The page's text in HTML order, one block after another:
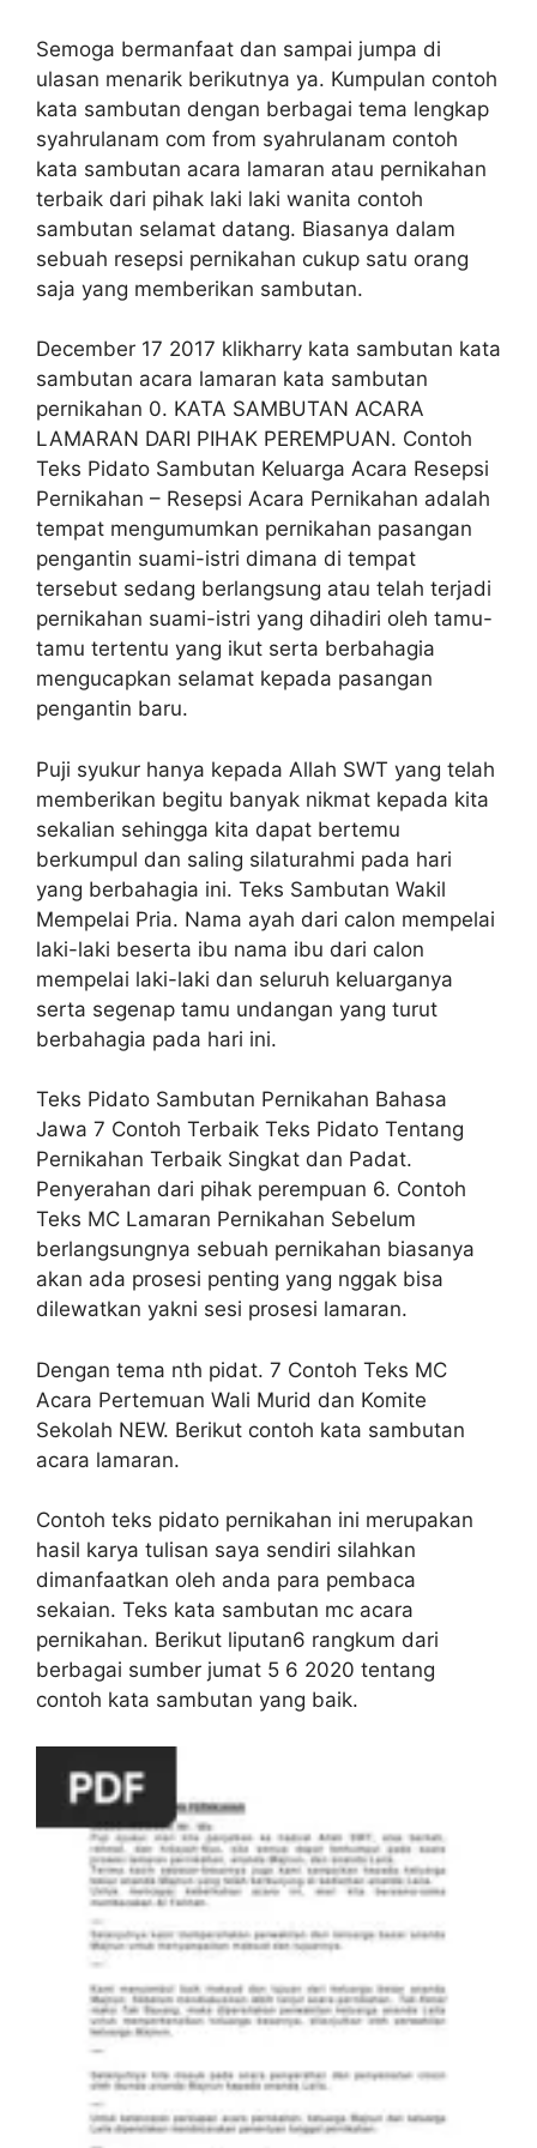
Semoga bermanfaat dan sampai jumpa di
ulasan menarik berikutnya ya. Kumpulan contoh
kata sambutan dengan berbagai tema lengkap
syahrulanam com from syahrulanam contoh
kata sambutan acara lamaran atau pernikahan
terbaik dari pihak laki laki wanita contoh
sambutan selamat datang. Biasanya dalam
sebuah resepsi pernikahan cukup satu orang
saja yang memberikan sambutan.
December 17 2017 klikharry kata sambutan kata
sambutan acara lamaran kata sambutan
pernikahan 0. KATA SAMBUTAN ACARA
LAMARAN DARI PIHAK PEREMPUAN. Contoh
Teks Pidato Sambutan Keluarga Acara Resepsi
Pernikahan – Resepsi Acara Pernikahan adalah
tempat mengumumkan pernikahan pasangan
pengantin suami-istri dimana di tempat
tersebut sedang berlangsung atau telah terjadi
pernikahan suami-istri yang dihadiri oleh tamu-
tamu tertentu yang ikut serta berbahagia
mengucapkan selamat kepada pasangan
pengantin baru.
Puji syukur hanya kepada Allah SWT yang telah
memberikan begitu banyak nikmat kepada kita
sekalian sehingga kita dapat bertemu
berkumpul dan saling silaturahmi pada hari
yang berbahagia ini. Teks Sambutan Wakil
Mempelai Pria. Nama ayah dari calon mempelai
laki-laki beserta ibu nama ibu dari calon
mempelai laki-laki dan seluruh keluarganya
serta segenap tamu undangan yang turut
berbahagia pada hari ini.
Teks Pidato Sambutan Pernikahan Bahasa
Jawa 7 Contoh Terbaik Teks Pidato Tentang
Pernikahan Terbaik Singkat dan Padat.
Penyerahan dari pihak perempuan 6. Contoh
Teks MC Lamaran Pernikahan Sebelum
berlangsungnya sebuah pernikahan biasanya
akan ada prosesi penting yang nggak bisa
dilewatkan yakni sesi prosesi lamaran.
Dengan tema nth pidat. 7 Contoh Teks MC
Acara Pertemuan Wali Murid dan Komite
Sekolah NEW. Berikut contoh kata sambutan
acara lamaran.
Contoh teks pidato pernikahan ini merupakan
hasil karya tulisan saya sendiri silahkan
dimanfaatkan oleh anda para pembaca
sekaian. Teks kata sambutan mc acara
pernikahan. Berikut liputan6 rangkum dari
berbagai sumber jumat 5 6 2020 tentang
contoh kata sambutan yang baik.